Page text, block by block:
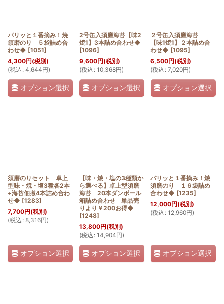
パリッと１番摘み！焼
須磨のり ５袋詰め合
わせ◆ [1051]
4,300円(税別)
(税込 : 4,644円)
オプション選択
2号缶入須磨海苔【味2
焼1】3本詰め合わせ◆
[1096]
9,600円(税別)
(税込 : 10,368円)
オプション選択
２号缶入須磨海苔
【味1焼1】２本詰め合
わせ◆ [1095]
6,500円(税別)
(税込 : 7,020円)
オプション選択
須磨のりセット 卓上
型味・焼・塩3種各2本
+海苔佃煮4本詰め合わ
せ◆ [1283]
7,700円(税別)
(税込 : 8,316円)
オプション選択
【味・焼・塩の3種類か
ら選べる】卓上型須磨
海苔 20本ダンボール
箱詰め合わせ 単品売
りより￥200お得◆
[1248]
13,800円(税別)
(税込 : 14,904円)
オプション選択
パリッと１番摘み！焼
須磨のり １６袋詰め
合わせ◆ [1235]
12,000円(税別)
(税込 : 12,960円)
オプション選択